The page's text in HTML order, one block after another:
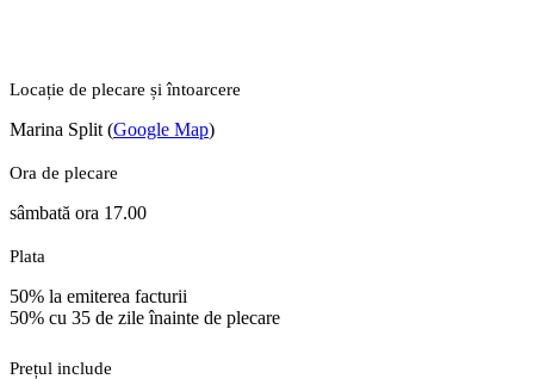
Locație de plecare și întoarcere
Marina Split (Google Map)
Ora de plecare
sâmbată ora 17.00
Plata
50% la emiterea facturii
50% cu 35 de zile înainte de plecare
Prețul include